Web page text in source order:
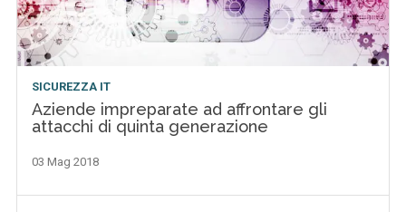
SICUREZZA IT
Aziende impreparate ad affrontare gli
attacchi di quinta generazione
03 Mag 2018